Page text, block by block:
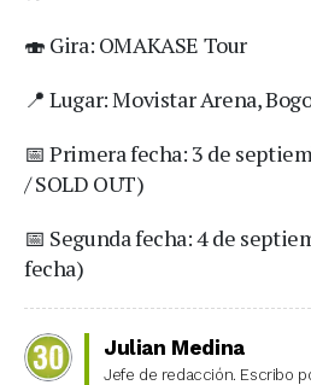
🍣 Gira: OMAKASE Tour
📍 Lugar: Movistar Arena,
📅 Primera fecha: 3 de
/ SOLD OUT)
📅 Segunda fecha: 4 de
fecha)
Julian Medina
Jefe de redacción. Escribo